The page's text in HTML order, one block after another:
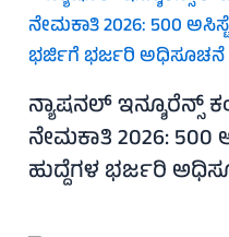
ನ್ಯಾಷನಲ್
ನೇಮಕಾತಿ 2026: 500
ಹುದ್ದೆಗಳ ಭರ್ಜರಿ